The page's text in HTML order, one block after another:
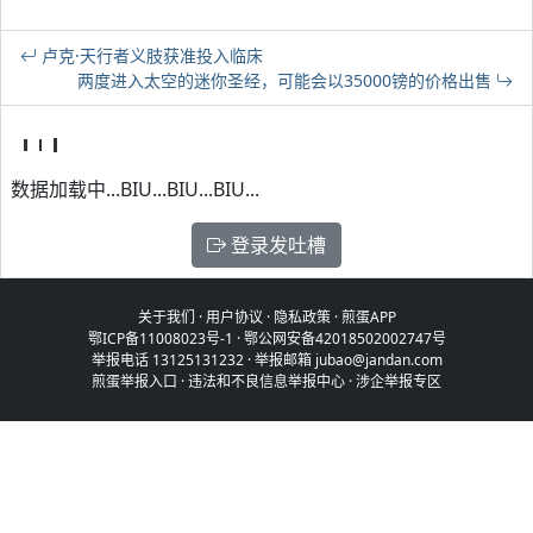
卢克·天行者义肢获准投入临床
两度进入太空的迷你圣经，可能会以35000镑的价格出售
数据加载中...BIU...BIU...BIU...
登录发吐槽
关于我们 ·用户协议 · 隐私政策·煎蛋APP
鄂ICP备11008023号-1 ·鄂公网安备42018502002747号
举报电话 13125131232 · 举报邮箱 jubao@jandan.com
煎蛋举报入口 ·违法和不良信息举报中心 ·涉企举报专区